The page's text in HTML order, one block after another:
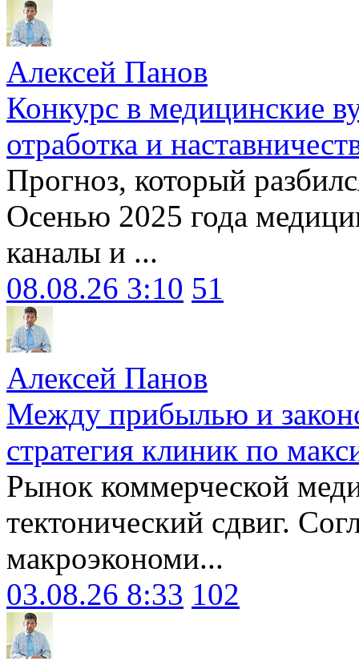
Алексей Панов
Конкурс в медицинские
отработка и
Прогноз, который
Осенью 2025 года
каналы и ...
08.08.26 3:10 51
Алексей Панов
Между прибылью и
стратегия клиник по
Рынок коммерческой
тектонический сдвиг.
макроэкономи...
03.08.26 8:33 102